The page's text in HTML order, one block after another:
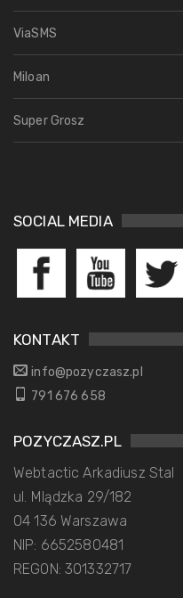
ViaSMS
Miloan
Super Grosz
SOCIAL MEDIA
KONTAKT
info@pozyczasz.pl
791 676 658
POZYCZASZ.PL
Webtactic Arkadiusz Stal
ul. Mlądzka 29/182
04 136 Warszawa
NIP: 6652580481
REGON: 301332717